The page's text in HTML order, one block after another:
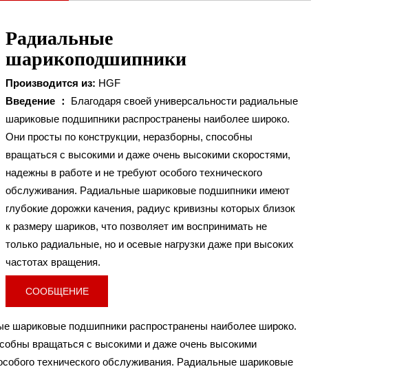
Радиальные
шарикоподшипники
Производится из: HGF
Введение ：
Благодаря своей универсальности радиальные
шариковые подшипники распространены наиболее широко.
Они просты по конструкции, неразборны, способны
вращаться с высокими и даже очень высокими скоростями,
надежны в работе и не требуют особого технического
обслуживания. Радиальные шариковые подшипники имеют
глубокие дорожки качения, радиус кривизны которых близок
к размеру шариков, что позволяет им воспринимать не
только радиальные, но и осевые нагрузки даже при высоких
частотах вращения.
СООБЩЕНИЕ
шариковые подшипники распространены наиболее широко.
вращаться с высокими и даже очень высокими
технического обслуживания. Радиальные шариковые
6820-2RS, 6820-ZZ
мм